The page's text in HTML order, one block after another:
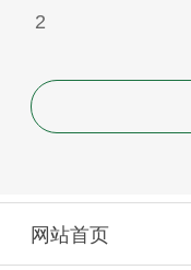
2
网站首页